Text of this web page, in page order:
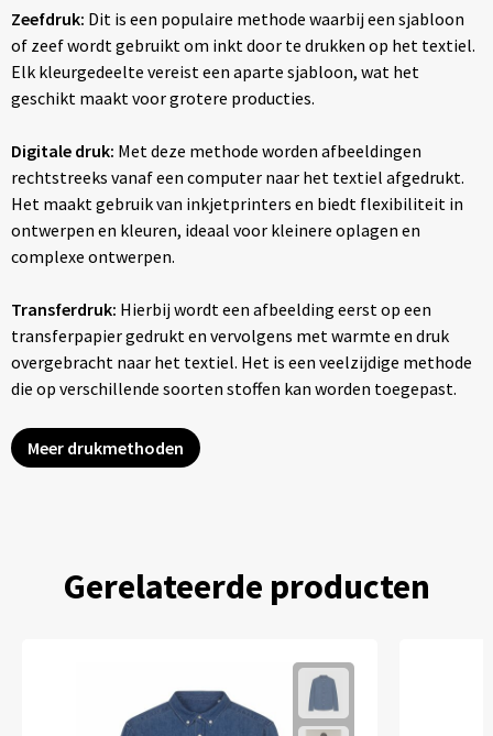
Zeefdruk: Dit is een populaire methode waarbij een sjabloon
of zeef wordt gebruikt om inkt door te drukken op het textiel.
Elk kleurgedeelte vereist een aparte sjabloon, wat het
geschikt maakt voor grotere producties.
Digitale druk: Met deze methode worden afbeeldingen
rechtstreeks vanaf een computer naar het textiel afgedrukt.
Het maakt gebruik van inkjetprinters en biedt flexibiliteit in
ontwerpen en kleuren, ideaal voor kleinere oplagen en
complexe ontwerpen.
Transferdruk: Hierbij wordt een afbeelding eerst op een
transferpapier gedrukt en vervolgens met warmte en druk
overgebracht naar het textiel. Het is een veelzijdige methode
die op verschillende soorten stoffen kan worden toegepast.
Meer drukmethoden
Gerelateerde producten